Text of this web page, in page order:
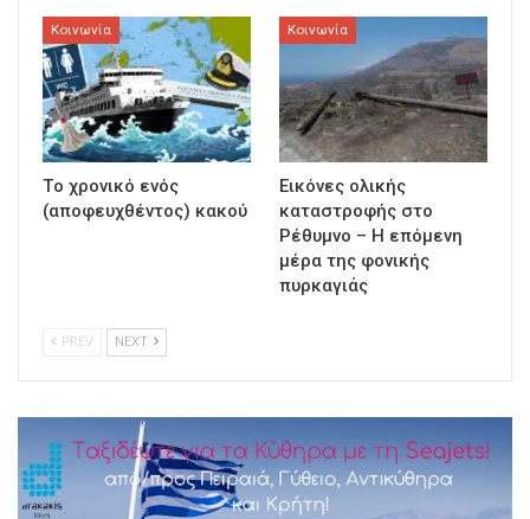
Κοινωνία
Τo χρονικό ενός
(αποφευχθέντος) κακού
Κοινωνία
Εικόνες ολικής
καταστροφής στο
Ρέθυμνο – Η επόμενη
μέρα της φονικής
πυρκαγιάς
PREV NEXT